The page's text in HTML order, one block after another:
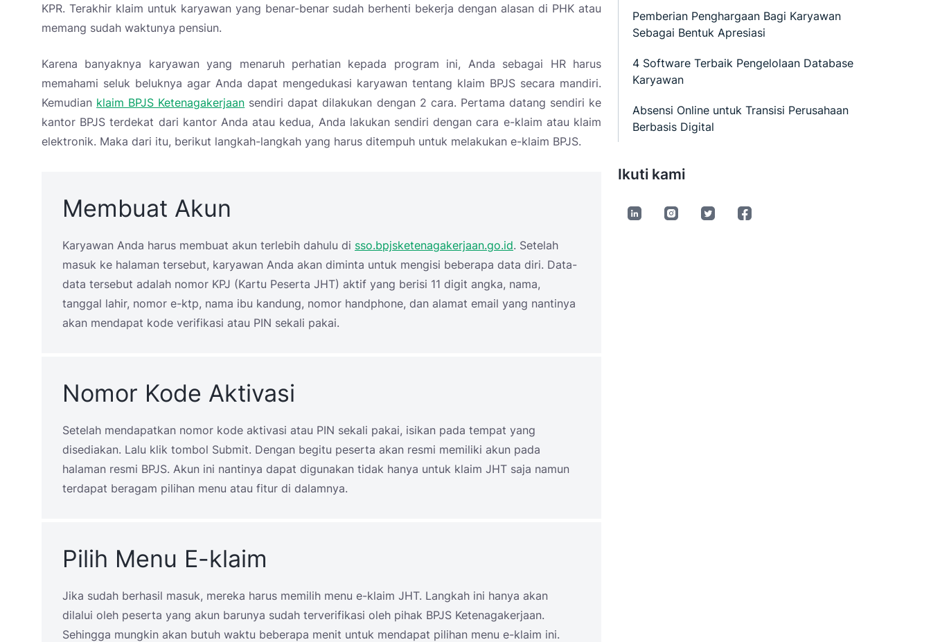
KPR. Terakhir klaim untuk karyawan yang benar-benar sudah berhenti bekerja dengan alasan di PHK atau
memang sudah waktunya pensiun.
Karena banyaknya karyawan yang menaruh perhatian kepada program ini, Anda sebagai HR harus
memahami seluk beluknya agar Anda dapat mengedukasi karyawan tentang klaim BPJS secara mandiri.
Kemudian klaim BPJS Ketenagakerjaan sendiri dapat dilakukan dengan 2 cara. Pertama datang sendiri ke
kantor BPJS terdekat dari kantor Anda atau kedua, Anda lakukan sendiri dengan cara e-klaim atau klaim
elektronik. Maka dari itu, berikut langkah-langkah yang harus ditempuh untuk melakukan e-klaim BPJS.
Membuat Akun
Karyawan Anda harus membuat akun terlebih dahulu di sso.bpjsketenagakerjaan.go.id. Setelah
masuk ke halaman tersebut, karyawan Anda akan diminta untuk mengisi beberapa data diri. Data-
data tersebut adalah nomor KPJ (Kartu Peserta JHT) aktif yang berisi 11 digit angka, nama,
tanggal lahir, nomor e-ktp, nama ibu kandung, nomor handphone, dan alamat email yang nantinya
akan mendapat kode verifikasi atau PIN sekali pakai.
Nomor Kode Aktivasi
Setelah mendapatkan nomor kode aktivasi atau PIN sekali pakai, isikan pada tempat yang
disediakan. Lalu klik tombol Submit. Dengan begitu peserta akan resmi memiliki akun pada
halaman resmi BPJS. Akun ini nantinya dapat digunakan tidak hanya untuk klaim JHT saja namun
terdapat beragam pilihan menu atau fitur di dalamnya.
Pilih Menu E-klaim
Jika sudah berhasil masuk, mereka harus memilih menu e-klaim JHT. Langkah ini hanya akan
dilalui oleh peserta yang akun barunya sudah terverifikasi oleh pihak BPJS Ketenagakerjaan.
Sehingga mungkin akan butuh waktu beberapa menit untuk mendapat pilihan menu e-klaim ini.
Pemberian Penghargaan Bagi Karyawan
Sebagai Bentuk Apresiasi
4 Software Terbaik Pengelolaan Database
Karyawan
Absensi Online untuk Transisi Perusahaan
Berbasis Digital
Ikuti kami